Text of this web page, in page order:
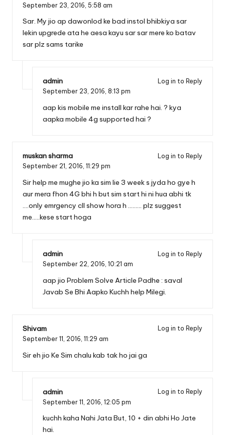
September 23, 2016, 5:58 am
Sar. My jio ap dawonlod ke bad instol bhibkiya sar
lekin upgrede ata he aesa kayu sar sar mere ko batav
sar plz sams tarike
admin
Log in to Reply
September 23, 2016, 8:13 pm
aap kis mobile me install kar rahe hai. ? kya
aapka mobile 4g supported hai ?
muskan sharma
Log in to Reply
September 21, 2016, 11:29 pm
Sir help me mughe jio ka sim lie 3 week s jyda ho gye h
aur mera fhon 4G bhi h but sim start hi ni hua abhi tk
….only emrgency cll show hora h ……… plz suggest
me…..kese start hoga
admin
Log in to Reply
September 22, 2016, 10:21 am
aap jio Problem Solve Article Padhe : saval
Javab Se Bhi Aapko Kuchh help Milegi.
Shivam
Log in to Reply
September 11, 2016, 11:29 am
Sir eh jio Ke Sim chalu kab tak ho jai ga
admin
Log in to Reply
September 11, 2016, 12:05 pm
kuchh kaha Nahi Jata But, 10 + din abhi Ho Jate
hai.